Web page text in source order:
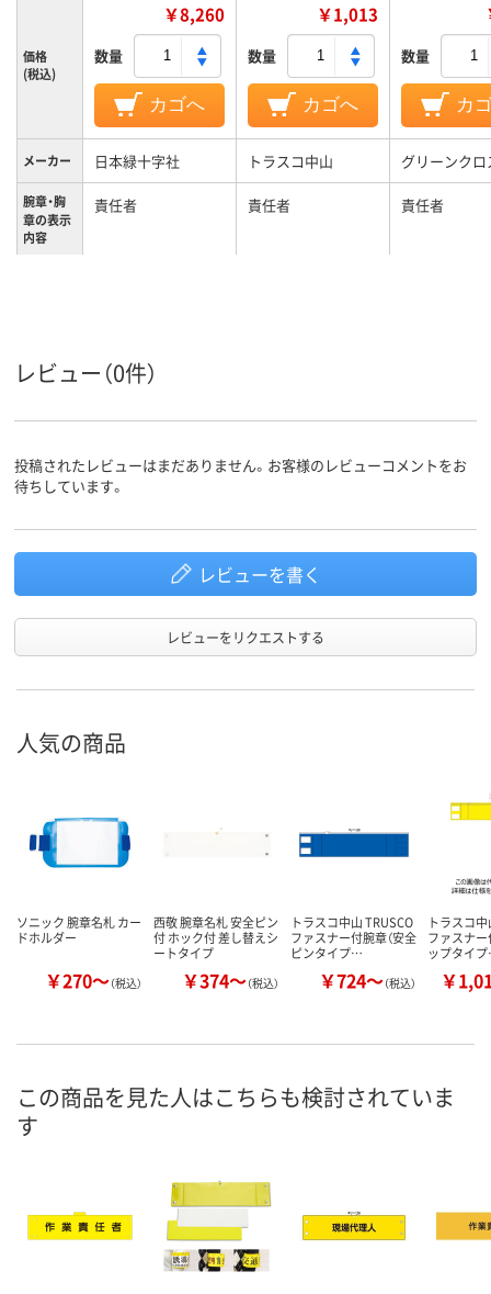
価格
(税込)
￥8,260
数量
カゴへ
￥1,013
数量
カゴへ
数量
カ
メーカー 日本緑十字社 トラスコ中山 グリーンクロ
腕章・胸
章の表示
内容
責任者 責任者 責任者
レビュー（0件）
投稿されたレビューはまだありません。お客様のレビューコメントをお
待ちしています。
レビューを書く
レビューをリクエストする
人気の商品
ソニック 腕章名札 カー
ドホルダー
￥270～（税込）
西敬 腕章名札 安全ピン
付 ホック付 差し替えシ
ートタイプ
￥374～（税込）
トラスコ中山 TRUSCO
ファスナー付腕章（安全
ピンタイプ…
￥724～（税込）
トラスコ
ファスナー
ップタイ
￥
この商品を見た人はこちらも検討されていま
す